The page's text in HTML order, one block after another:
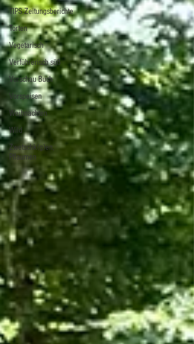
TIPS Zeitungsberichte
Torten
Vegetarisch
Verführerisch süß
Vorschau Buch
Vorspeisen
Weihnachten
Wild
Zwetschk(g)en,
Pflaumen